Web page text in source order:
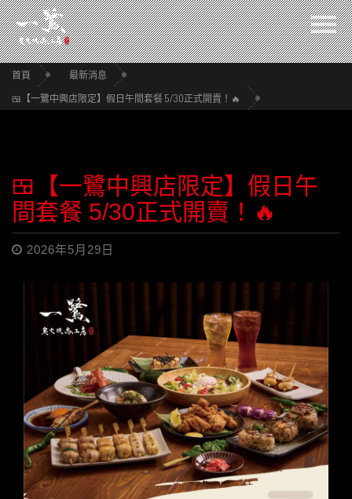
首頁
最新消息
🍱【一鷺中興店限定】假日午間套餐 5/30正式開賣！🔥
🍱【一鷺中興店限定】假日午
間套餐 5/30正式開賣！🔥
2026年5月29日